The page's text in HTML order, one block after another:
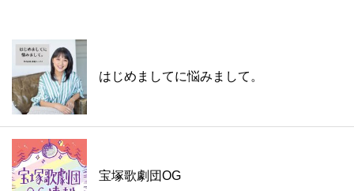
はじめましてに悩みまして。
宝塚歌劇団OG